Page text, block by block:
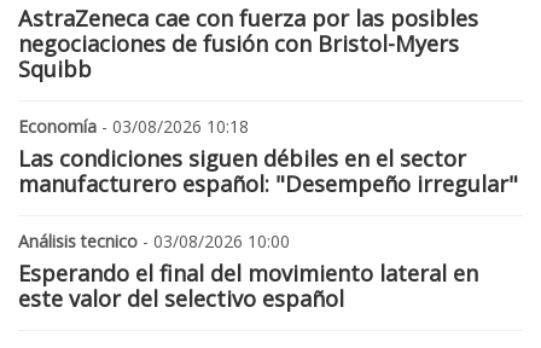
AstraZeneca cae con fuerza por las posibles
negociaciones de fusión con Bristol-Myers
Squibb
Economía - 03/08/2026 10:18
Las condiciones siguen débiles en el sector
manufacturero español: "Desempeño irregular"
Análisis tecnico - 03/08/2026 10:00
Esperando el final del movimiento lateral en
este valor del selectivo español